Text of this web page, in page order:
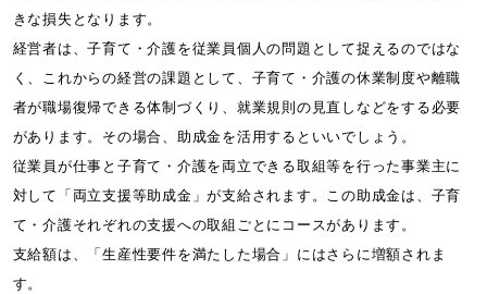
きな損失となります。
経営者は、子育て・介護を従業員個人の問題として捉えるのではな
く、これからの経営の課題として、子育て・介護の休業制度や離職
者が職場復帰できる体制づくり、就業規則の見直しなどをする必要
があります。その場合、助成金を活用するといいでしょう。
従業員が仕事と子育て・介護を両立できる取組等を行った事業主に
対して「両立支援等助成金」が支給されます。この助成金は、子育
て・介護それぞれの支援への取組ごとにコースがあります。
支給額は、「生産性要件を満たした場合」にはさらに増額されま
す。